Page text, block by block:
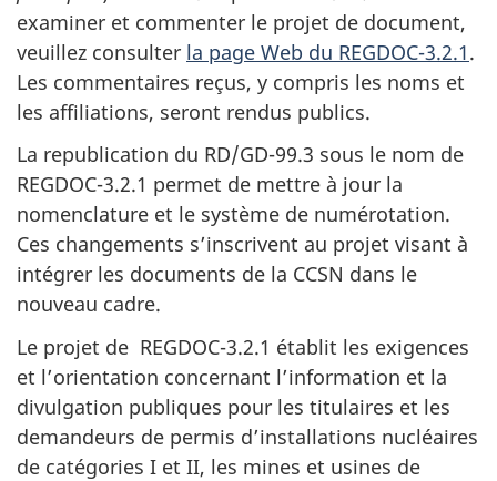
examiner et commenter le projet de document,
veuillez consulter la page Web du REGDOC-3.2.1.
Les commentaires reçus, y compris les noms et
les affiliations, seront rendus publics.
La republication du RD/GD-99.3 sous le nom de
REGDOC-3.2.1 permet de mettre à jour la
nomenclature et le système de numérotation.
Ces changements s’inscrivent au projet visant à
intégrer les documents de la CCSN dans le
nouveau cadre.
Le projet de REGDOC-3.2.1 établit les exigences
et l’orientation concernant l’information et la
divulgation publiques pour les titulaires et les
demandeurs de permis d’installations nucléaires
de catégories I et II, les mines et usines de